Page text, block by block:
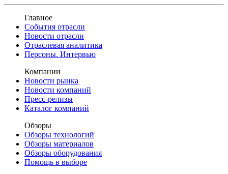
Главное
События отрасли
Новости отрасли
Отраслевая аналитика
Персоны. Интервью
Компании
Новости рынка
Новости компаний
Пресс-релизы
Каталог компаний
Обзоры
Обзоры технологий
Обзоры материалов
Обзоры оборудования
Помощь в выборе